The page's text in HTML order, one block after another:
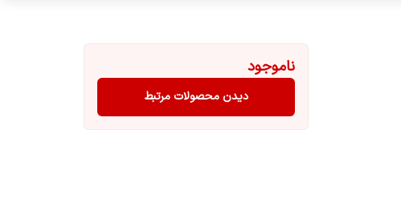
ناموجود
دیدن محصولات مرتبط